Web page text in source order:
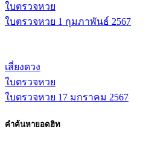
ใบตรวจหวย
ใบตรวจหวย 1 กุมภาพันธ์ 2567
เสี่ยงดวง
ใบตรวจหวย
ใบตรวจหวย 17 มกราคม 2567
คำค้นหายอดฮิท